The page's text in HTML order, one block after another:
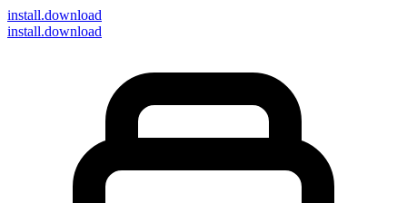
install.download
install.download